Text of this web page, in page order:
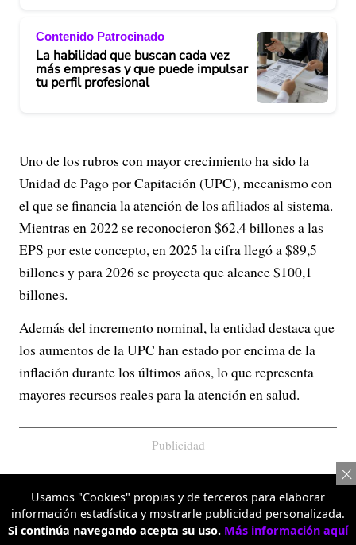
Contenido Patrocinado
La habilidad que buscan cada vez
más empresas y que puede impulsar
tu perfil profesional
Uno de los rubros con mayor crecimiento ha sido la
Unidad de Pago por Capitación (UPC), mecanismo con
el que se financia la atención de los afiliados al sistema.
Mientras en 2022 se reconocieron $62,4 billones a las
EPS por este concepto, en 2025 la cifra llegó a $89,5
billones y para 2026 se proyecta que alcance $100,1
billones.
Además del incremento nominal, la entidad destaca que
los aumentos de la UPC han estado por encima de la
inflación durante los últimos años, lo que representa
mayores recursos reales para la atención en salud.
Publicidad
Usamos "Cookies" propias y de terceros para elaborar
información estadística y mostrarle publicidad personalizada.
Si continúa navegando acepta su uso. Más información aquí